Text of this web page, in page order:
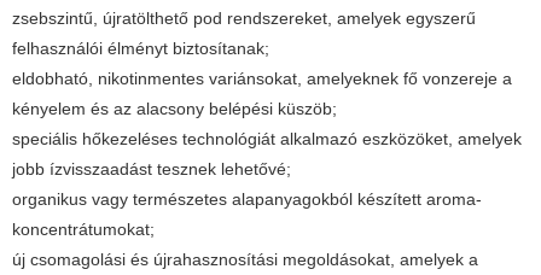
zsebszintű, újratölthető pod rendszereket, amelyek egyszerű
felhasználói élményt biztosítanak;
eldobható, nikotinmentes variánsokat, amelyeknek fő vonzereje a
kényelem és az alacsony belépési küszöb;
speciális hőkezeléses technológiát alkalmazó eszközöket, amelyek
jobb ízvisszaadást tesznek lehetővé;
organikus vagy természetes alapanyagokból készített aroma-
koncentrátumokat;
új csomagolási és újrahasznosítási megoldásokat, amelyek a